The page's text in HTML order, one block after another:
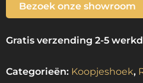
Bezoek onze showroom
Gratis verzending 2-5
Categorieën: Koopjeshoek,